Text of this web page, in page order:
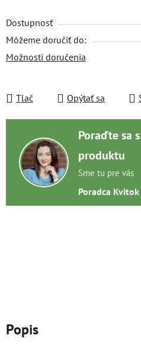
Dostupnosť
Môžeme doručiť do:
Možnosti doručenia
Tlač Opýtať sa
Poraďte sa
produktu
Sme tu pre vás
Poradca Kvitok
Popis